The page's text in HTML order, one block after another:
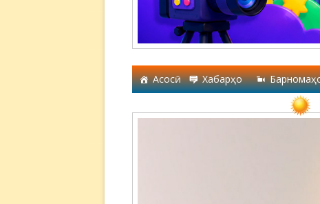
Асосӣ Хабарҳо